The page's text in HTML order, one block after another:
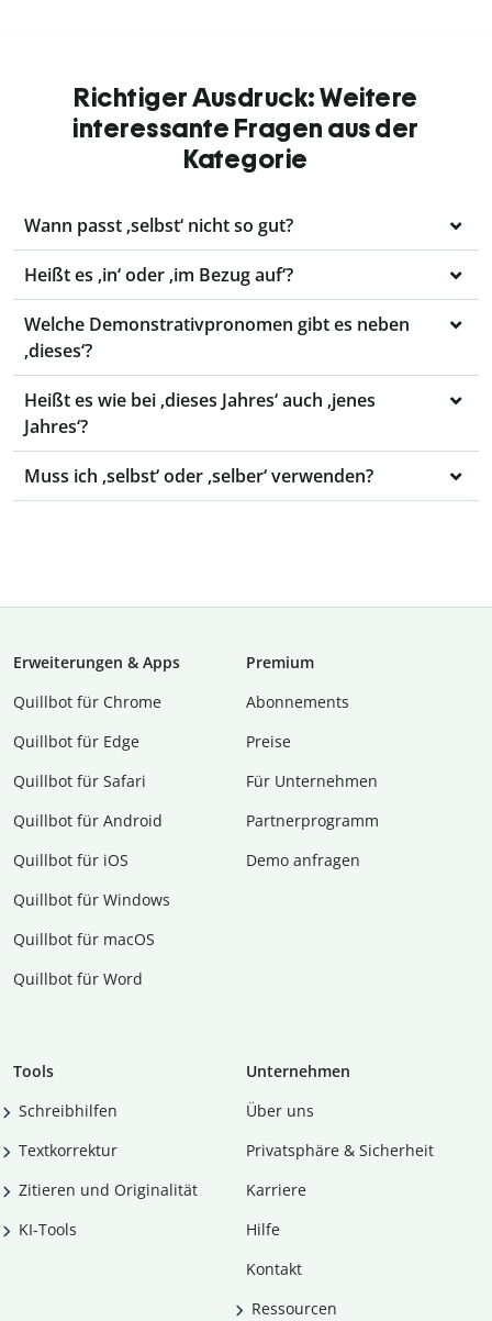
Richtiger Ausdruck: Weitere
interessante Fragen aus der
Kategorie
Wann passt ‚selbst‘ nicht so gut?
Heißt es ‚in‘ oder ‚im Bezug auf‘?
Welche Demonstrativpronomen gibt es neben
‚dieses‘?
Heißt es wie bei ‚dieses Jahres‘ auch ‚jenes
Jahres‘?
Muss ich ‚selbst‘ oder ‚selber‘ verwenden?
Erweiterungen & Apps
Quillbot für Chrome
Quillbot für Edge
Quillbot für Safari
Quillbot für Android
Quillbot für iOS
Quillbot für Windows
Quillbot für macOS
Quillbot für Word
Premium
Abon­ne­ments
Preise
Für Unternehmen
Partnerprogramm
Demo anfragen
Tools
Schreibhilfen
Textkorrektur
Zitieren und Originalität
KI-Tools
Unternehmen
Über uns
Privatsphäre & Sicherheit
Karriere
Hilfe
Kontakt
Ressourcen